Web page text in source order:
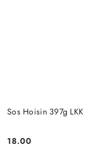
Sos Hoisin 397g LKK
Cena:
18.00